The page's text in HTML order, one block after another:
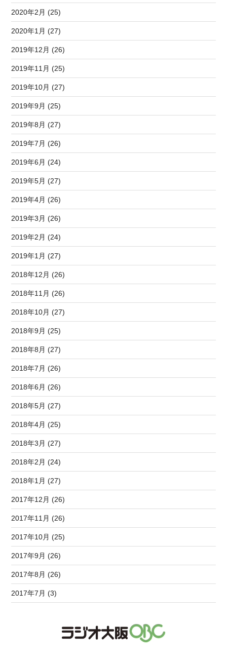
2020年2月 (25)
2020年1月 (27)
2019年12月 (26)
2019年11月 (25)
2019年10月 (27)
2019年9月 (25)
2019年8月 (27)
2019年7月 (26)
2019年6月 (24)
2019年5月 (27)
2019年4月 (26)
2019年3月 (26)
2019年2月 (24)
2019年1月 (27)
2018年12月 (26)
2018年11月 (26)
2018年10月 (27)
2018年9月 (25)
2018年8月 (27)
2018年7月 (26)
2018年6月 (26)
2018年5月 (27)
2018年4月 (25)
2018年3月 (27)
2018年2月 (24)
2018年1月 (27)
2017年12月 (26)
2017年11月 (26)
2017年10月 (25)
2017年9月 (26)
2017年8月 (26)
2017年7月 (3)